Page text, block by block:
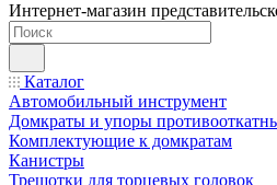
Интернет-магазин
Каталог
Автомобильный инструмент
Домкраты и упоры
Комплектующие к домкратам
Канистры
Трещотки для торцевых головок